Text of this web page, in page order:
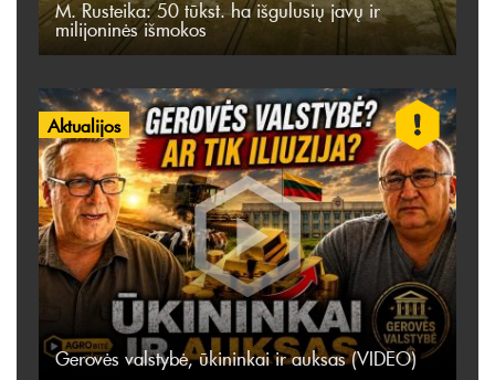
M. Rusteika: 50 tūkst. ha išgulusių javų ir
milijoninės išmokos
Aktualijos
Gerovės valstybė, ūkininkai ir auksas (VIDEO)